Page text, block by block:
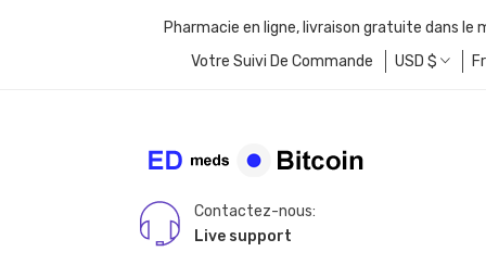
Pharmacie en ligne, livraison gratuite dans le
Votre Suivi De Commande
USD $
Contactez-nous:
Live support